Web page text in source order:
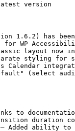
version
1.6.2) has
WP
layout now
styling for
Calendar
(select
to
duration
Added ability